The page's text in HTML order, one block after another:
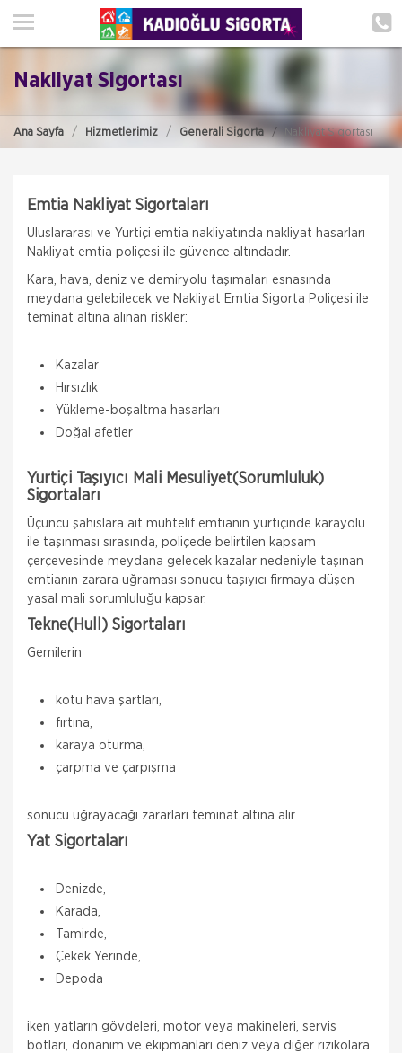
ANA SAYFA
POLIÇE HATIRLAT
MÜŞTERI GIRIŞI
TEKLİF AL
Nakliyat Sigortası
Ana Sayfa Hizmetlerimiz Generali Sigorta Nakliyat Sigortası
Emtia Nakliyat Sigortaları
Uluslararası ve Yurtiçi emtia nakliyatında nakliyat hasarları
Nakliyat emtia poliçesi ile güvence altındadır.
Kara, hava, deniz ve demiryolu taşımaları esnasında
meydana gelebilecek ve Nakliyat Emtia Sigorta Poliçesi ile
teminat altına alınan riskler:
Kazalar
Hırsızlık
Yükleme-boşaltma hasarları
Doğal afetler
Yurtiçi Taşıyıcı Mali Mesuliyet(Sorumluluk)
Sigortaları
Üçüncü şahıslara ait muhtelif emtianın yurtiçinde karayolu
ile taşınması sırasında, poliçede belirtilen kapsam
çerçevesinde meydana gelecek kazalar nedeniyle taşınan
emtianın zarara uğraması sonucu taşıyıcı firmaya düşen
yasal mali sorumluluğu kapsar.
Tekne(Hull) Sigortaları
Gemilerin
kötü hava şartları,
fırtına,
karaya oturma,
çarpma ve çarpışma
sonucu uğrayacağı zararları teminat altına alır.
Yat Sigortaları
Denizde,
Karada,
Tamirde,
Çekek Yerinde,
Depoda
iken yatların gövdeleri, motor veya makineleri, servis
botları, donanım ve ekipmanları deniz veya diğer rizikolara